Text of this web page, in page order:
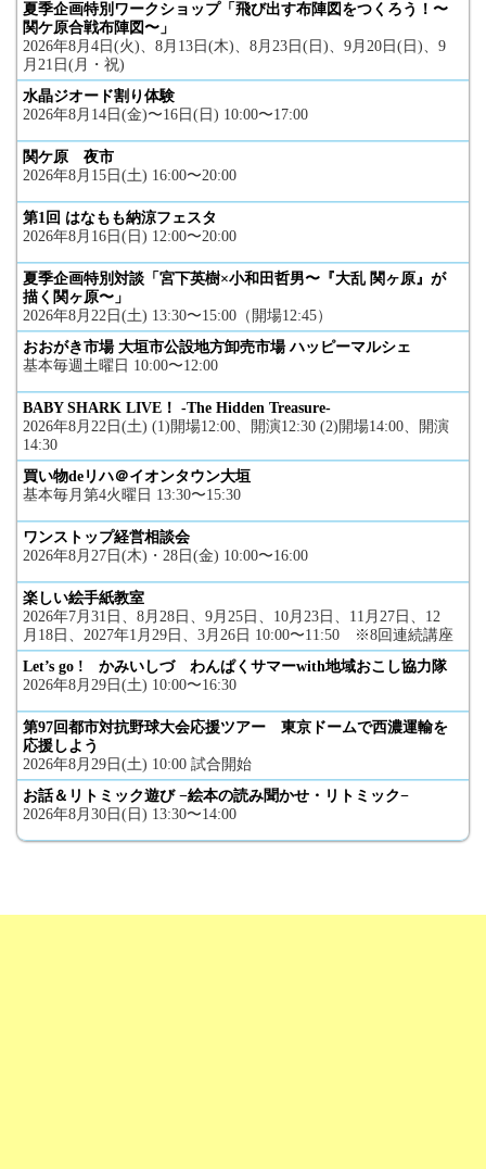
夏季企画特別ワークショップ「飛び出す布陣図をつくろう！〜
関ケ原合戦布陣図〜」
2026年8月4日(火)、8月13日(木)、8月23日(日)、9月20日(日)、9
月21日(月・祝)
水晶ジオード割り体験
2026年8月14日(金)〜16日(日) 10:00〜17:00
関ケ原 夜市
2026年8月15日(土) 16:00〜20:00
第1回 はなもも納涼フェスタ
2026年8月16日(日) 12:00〜20:00
夏季企画特別対談「宮下英樹×小和田哲男〜『大乱 関ヶ原』が
描く関ヶ原〜」
2026年8月22日(土) 13:30〜15:00（開場12:45）
おおがき市場 大垣市公設地方卸売市場 ハッピーマルシェ
基本毎週土曜日 10:00〜12:00
BABY SHARK LIVE！ -The Hidden Treasure-
2026年8月22日(土) (1)開場12:00、開演12:30 (2)開場14:00、開演
14:30
買い物deリハ＠イオンタウン大垣
基本毎月第4火曜日 13:30〜15:30
ワンストップ経営相談会
2026年8月27日(木)・28日(金) 10:00〜16:00
楽しい絵手紙教室
2026年7月31日、8月28日、9月25日、10月23日、11月27日、12
月18日、2027年1月29日、3月26日 10:00〜11:50 ※8回連続講座
Let’s go ! かみいしづ わんぱくサマーwith地域おこし協力隊
2026年8月29日(土) 10:00〜16:30
第97回都市対抗野球大会応援ツアー 東京ドームで西濃運輸を
応援しよう
2026年8月29日(土) 10:00 試合開始
お話＆リトミック遊び −絵本の読み聞かせ・リトミック−
2026年8月30日(日) 13:30〜14:00